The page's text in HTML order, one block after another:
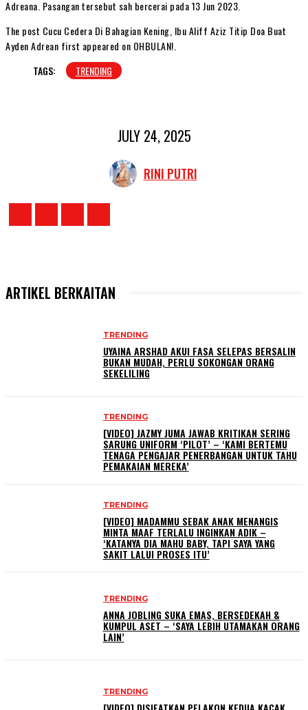
Adreana. Pasangan tersebut sah bercerai pada 13 Jun 2023.
The post Cucu Cedera Di Bahagian Kening, Ibu Aliff Aziz Titip Doa Buat
Ayden Adrean first appeared on OHBULAN!.
TAGS:
TRENDING
JULY 24, 2025
RINI PUTRI
ARTIKEL BERKAITAN
TRENDING
UYAINA ARSHAD AKUI FASA SELEPAS BERSALIN
BUKAN MUDAH, PERLU SOKONGAN ORANG
SEKELILING
TRENDING
[VIDEO] JAZMY JUMA JAWAB KRITIKAN SERING
SARUNG UNIFORM ‘PILOT’ – ‘KAMI BERTEMU
TENAGA PENGAJAR PENERBANGAN UNTUK TAHU
PEMAKAIAN MEREKA’
TRENDING
[VIDEO] MADAMMU SEBAK ANAK MENANGIS
MINTA MAAF TERLALU INGINKAN ADIK –
‘KATANYA DIA MAHU BABY, TAPI SAYA YANG
SAKIT LALUI PROSES ITU’
TRENDING
ANNA JOBLING SUKA EMAS, BERSEDEKAH &
KUMPUL ASET – ‘SAYA LEBIH UTAMAKAN ORANG
LAIN’
TRENDING